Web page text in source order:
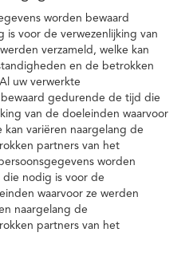
worden bewaard
voor de verwezenlijking van
verzameld, welke kan
en de betrokken
uw verwerkte
gedurende de tijd die
van de doeleinden waarvoor
kan variëren naargelang de
partners van het
worden
nodig is voor de
waarvoor ze werden
naargelang de
partners van het